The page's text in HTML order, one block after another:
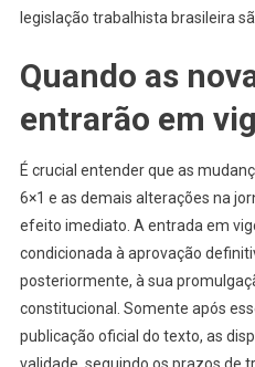
legislação trabalhista brasileira
Quando as
entrarão em
É crucial entender que as
6×1 e as demais alterações na
efeito imediato. A entrada em
condicionada à aprovação
posteriormente, à sua
constitucional. Somente após
publicação oficial do texto, as
validade, seguindo os prazos de